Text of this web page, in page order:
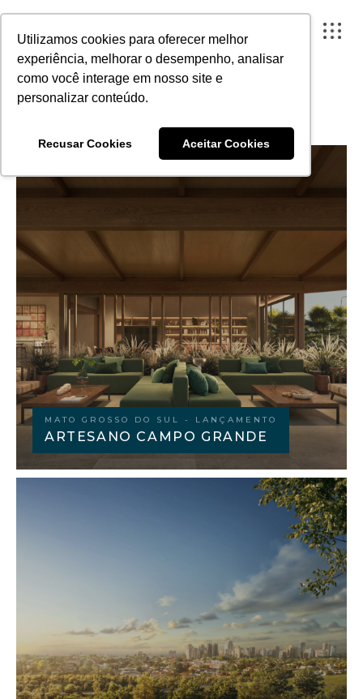
Utilizamos cookies para oferecer melhor
experiência, melhorar o desempenho, analisar
como você interage em nosso site e
personalizar conteúdo.
Recusar Cookies Aceitar Cookies
A ARTESANO
PROJETOS
INSTITUTO
CONTEÚDO
PORTAL DO CLIENTE
CONTATO
FACEBOOK INSTAGRAM LINKEDIN
PROJETOS
MATO GROSSO DO SUL - LANÇAMENTO
ARTESANO CAMPO GRANDE